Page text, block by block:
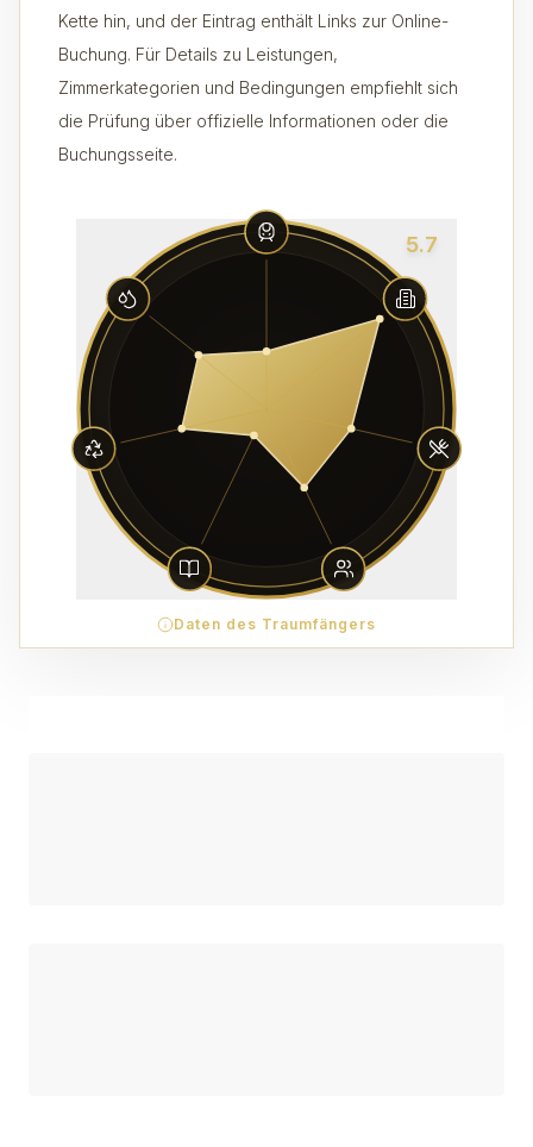
Kette hin, und der Eintrag enthält Links zur Online-
Buchung. Für Details zu Leistungen,
Zimmerkategorien und Bedingungen empfiehlt sich
die Prüfung über offizielle Informationen oder die
Buchungsseite.
5.7
Daten des Traumfängers